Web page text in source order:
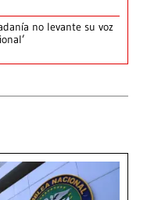
no levante su voz